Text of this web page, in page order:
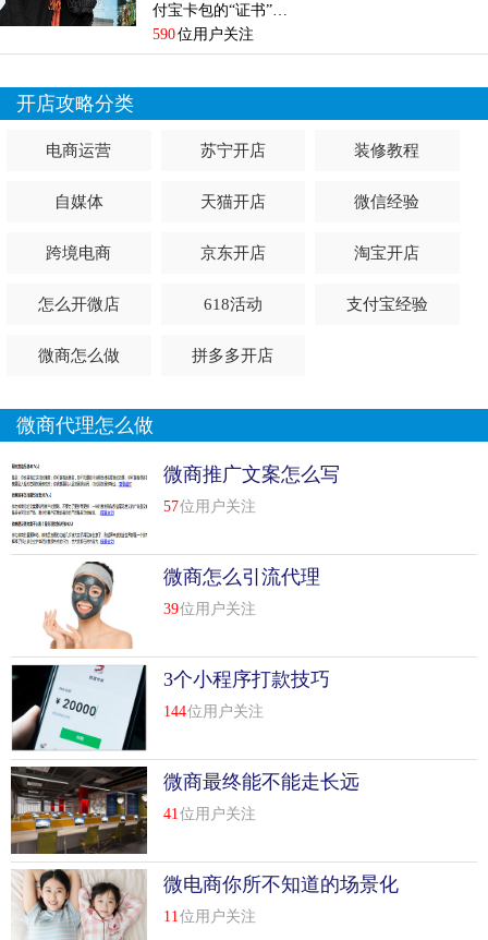
付宝卡包的“证书”…
590位用户关注
开店攻略分类
电商运营 苏宁开店 装修教程
自媒体 天猫开店 微信经验
跨境电商 京东开店 淘宝开店
怎么开微店 618活动 支付宝经验
微商怎么做 拼多多开店
微商代理怎么做
微商推广文案怎么写
57位用户关注
微商怎么引流代理
39位用户关注
3个小程序打款技巧
144位用户关注
微商最终能不能走长远
41 位用户关注
微电商你所不知道的场景化
11 位用户关注